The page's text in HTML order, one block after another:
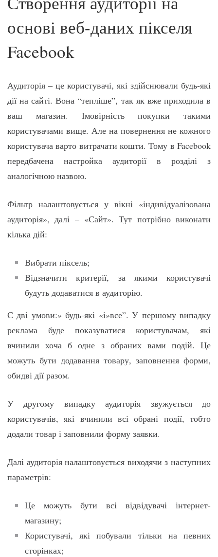
основі веб-даних пікселя
Facebook
Аудиторія – це користувачі, які здійснювали будь-які
дії на сайті. Вона “тепліше”, так як вже приходила в
ваш магазин. Імовірність покупки такими
користувачами вище. Але на повернення не кожного
користувача варто витрачати кошти. Тому в Facebook
передбачена настройка аудиторії в розділі з
аналогічною назвою.
Фільтр налаштовується у вікні «індивідуалізована
аудиторія», далі – «Сайт». Тут потрібно виконати
кілька дій:
Вибрати піксель;
Відзначити критерії, за якими користувачі
будуть додаватися в аудиторію.
Є дві умови:» будь-які «і»все”. У першому випадку
реклама буде показуватися користувачам, які
вчинили хоча б одне з обраних вами подій. Це
можуть бути додавання товару, заповнення форми,
обидві дії разом.
У другому випадку аудиторія звужується до
користувачів, які вчинили всі обрані події, тобто
додали товар і заповнили форму заявки.
Далі аудиторія налаштовується виходячи з наступних
параметрів:
Це можуть бути всі відвідувачі інтернет-
магазину;
Користувачі, які побували тільки на певних
сторінках;